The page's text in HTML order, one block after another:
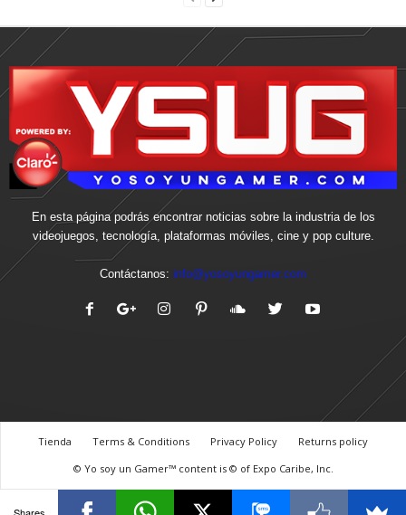
En esta página podrás encontrar noticias sobre la industria de los
videojuegos, tecnología, plataformas móviles, cine y pop culture.
Contáctanos: info@yosoyungamer.com
Tienda Terms & Conditions Privacy Policy
Returns policy
© Yo soy un Gamer™ content is © of Expo Caribe, Inc.
Shares